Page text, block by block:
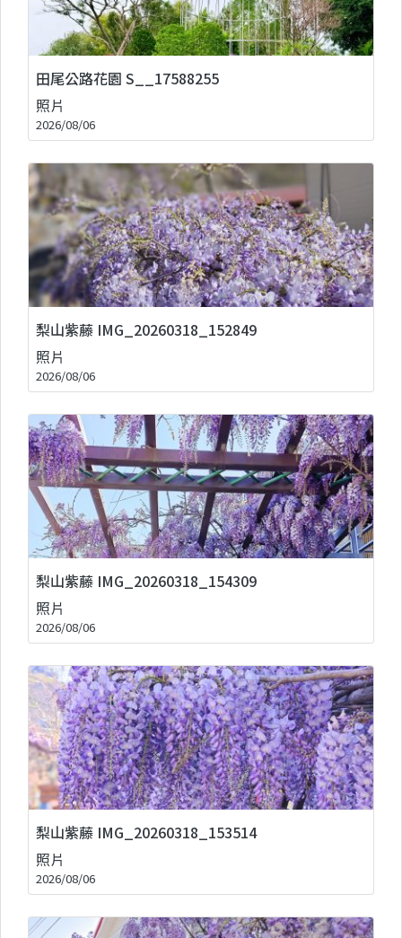
田尾公路花園 S__17588255
照片
2026/08/06
梨山紫藤 IMG_20260318_152849
照片
2026/08/06
梨山紫藤 IMG_20260318_154309
照片
2026/08/06
梨山紫藤 IMG_20260318_153514
照片
2026/08/06